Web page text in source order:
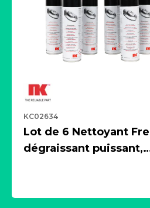
KC02634
Lot de 6 Nettoyant
dégraissant puissant,